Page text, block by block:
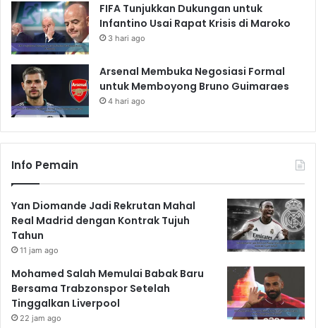
FIFA Tunjukkan Dukungan untuk
Infantino Usai Rapat Krisis di Maroko
3 hari ago
Arsenal Membuka Negosiasi Formal
untuk Memboyong Bruno Guimaraes
4 hari ago
Info Pemain
Yan Diomande Jadi Rekrutan Mahal
Real Madrid dengan Kontrak Tujuh
Tahun
11 jam ago
Mohamed Salah Memulai Babak Baru
Bersama Trabzonspor Setelah
Tinggalkan Liverpool
22 jam ago